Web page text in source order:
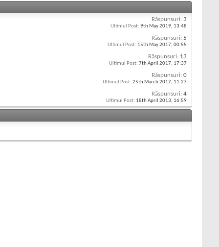
Răspunsuri: 3
Ultimul Post: 9th May 2019, 13:48
Răspunsuri: 5
Ultimul Post: 15th May 2017, 00:55
Răspunsuri: 13
Ultimul Post: 7th April 2017, 17:37
Răspunsuri: 0
Ultimul Post: 25th March 2017, 11:27
Răspunsuri: 4
Ultimul Post: 18th April 2013, 16:59